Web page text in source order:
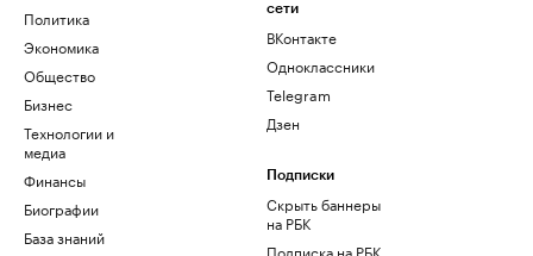
Политика
Экономика
Общество
Бизнес
Технологии и
медиа
Финансы
Биографии
База знаний
сети
ВКонтакте
Одноклассники
Telegram
Дзен
Подписки
Скрыть баннеры
на РБК
Подписка на РБК